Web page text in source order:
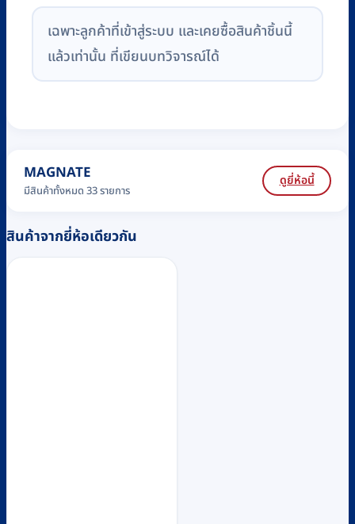
เฉพาะลูกค้าที่เข้าสู่ระบบ และเคยซื้อสินค้าชิ้นนี้
แล้วเท่านั้น ที่เขียนบทวิจารณ์ได้
MAGNATE
มีสินค้าทั้งหมด 33 รายการ
ดูยี่ห้อนี้
สินค้าจากยี่ห้อเดียวกัน